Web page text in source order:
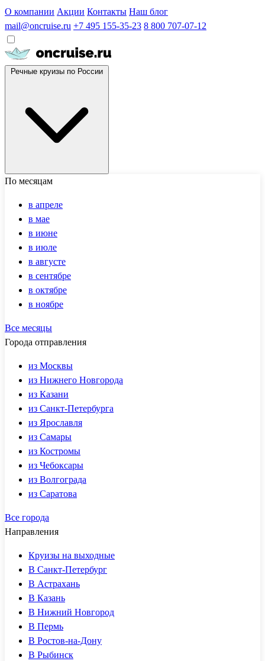
О компании Акции Контакты Наш блог
mail@oncruise.ru +7 495 155-35-23 8 800 707-07-12
По месяцам
в апреле
в мае
в июне
в июле
в августе
в сентябре
в октябре
в ноябре
Все месяцы
Города отправления
из Москвы
из Нижнего Новгорода
из Казани
из Санкт-Петербурга
из Ярославля
из Самары
из Костромы
из Чебоксары
из Волгограда
из Саратова
Все города
Направления
Круизы на выходные
В Санкт-Петербург
В Астрахань
В Казань
В Нижний Новгород
В Пермь
В Ростов-на-Дону
В Рыбинск